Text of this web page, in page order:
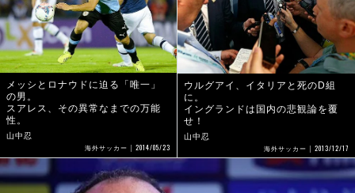
メッシとロナウドに迫る「唯一」
の男。
スアレス、その異常なまでの万能
性。
山中忍
海外サッカー 2014/05/23
ウルグアイ、イタリアと死のD組
に。
イングランドは国内の悲観論を覆
せ！
山中忍
海外サッカー 2013/12/17